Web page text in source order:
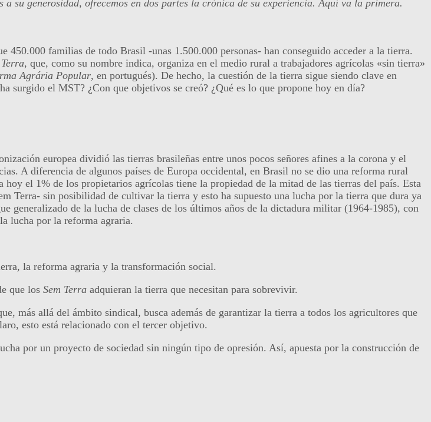
a su generosidad, ofrecemos en dos partes la crónica de su experiencia. Aquí va la primera.
familias de todo Brasil -unas 1.500.000 personas- han conseguido acceder a la tierra.
, que, como su nombre indica, organiza en el medio rural a trabajadores agrícolas «sin tierra»
Agrária Popular, en portugués). De hecho, la cuestión de la tierra sigue siendo clave en
surgido el MST? ¿Con que objetivos se creó? ¿Qué es lo que propone hoy en día?
europea dividió las tierras brasileñas entre unos pocos señores afines a la corona y el
A diferencia de algunos países de Europa occidental, en Brasil no se dio una reforma rural
el 1% de los propietarios agrícolas tiene la propiedad de la mitad de las tierras del país. Esta
Terra- sin posibilidad de cultivar la tierra y esto ha supuesto una lucha por la tierra que dura ya
generalizado de la lucha de clases de los últimos años de la dictadura militar (1964-1985), con
lucha por la reforma agraria.
la reforma agraria y la transformación social.
que los Sem Terra adquieran la tierra que necesitan para sobrevivir.
más allá del ámbito sindical, busca además de garantizar la tierra a todos los agricultores que
esto está relacionado con el tercer objetivo.
por un proyecto de sociedad sin ningún tipo de opresión. Así, apuesta por la construcción de